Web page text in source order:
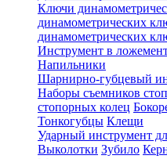
Ключи
динамометрических
динамометрических
Инструмент в
Напильники
Шарнирно-губцевый
Наборы съемников
стопорных колец
Тонкогубцы Клещи
Ударный инструмент
Выколотки Зубило